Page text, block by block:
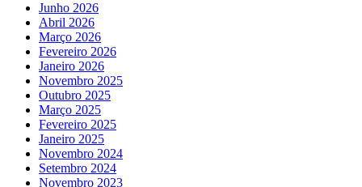
Junho 2026
Abril 2026
Março 2026
Fevereiro 2026
Janeiro 2026
Novembro 2025
Outubro 2025
Março 2025
Fevereiro 2025
Janeiro 2025
Novembro 2024
Setembro 2024
Novembro 2023